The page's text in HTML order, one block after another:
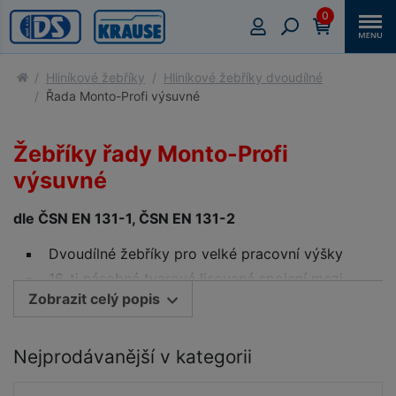
0
Hliníkové žebříky
Hliníkové žebříky dvoudílné
Řada Monto-Profi výsuvné
Žebříky řady Monto-Profi
výsuvné
dle ČSN EN 131-1, ČSN EN 131-2
Dvoudílné žebříky pro velké pracovní výšky
16-ti násobné tvarové lisované spojení mezi
příčkou a bočnicí zajišťuje vysokou tuhost,
stabilitu a životnost žebříku
Po celém obvodě podélně rýhované příčky a
protiskluzové patky zajišťují vysoký stupeň
Zobrazit celý popis
Nejprodávanější v kategorii